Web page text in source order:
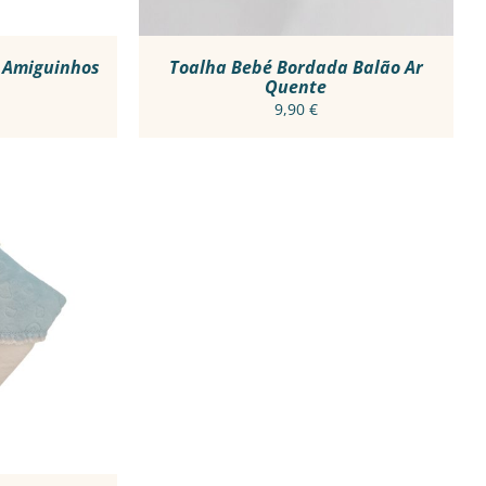
CHOSEN
ON
THE
Toalha Bebé Bordada Balão Ar
Quente
9,90 €
RÁPIDO